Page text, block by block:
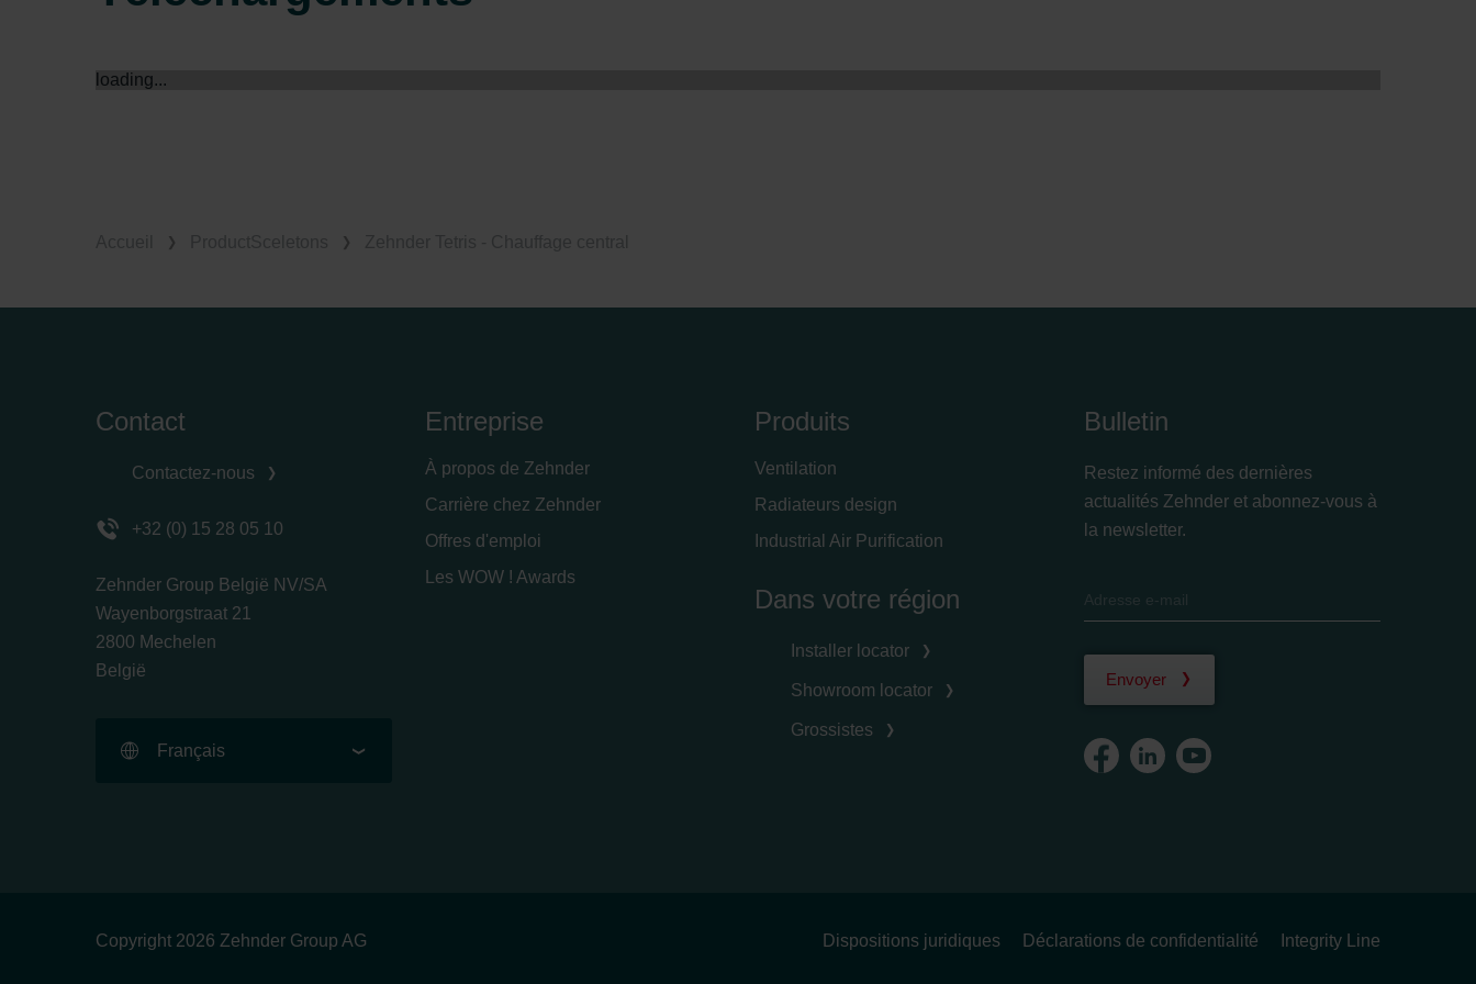
Zehnder Group İç Mekan İklimlendirme Sanayi ve Ticaret Limitet Şirketi: Web Sitesi Çerezleri
loading...
Contact
Contactez-nous
+32 (0) 15 28 05 10
Zehnder Group België NV/SA
Wayenborgstraat 21
2800 Mechelen
België
Français
Entreprise
À propos de Zehnder
Carrière chez Zehnder
Offres d'emploi
Les WOW ! Awards
Produits
Ventilation
Radiateurs design
Industrial Air Purification
Dans votre région
Installer locator
Showroom locator
Grossistes
Bulletin
Restez informé des dernières
actualités Zehnder et abonnez-vous à
la newsletter.
Envoyer
Copyright 2026 Zehnder Group AG Dispositions juridiques Déclarations de confidentialité Integrity Line